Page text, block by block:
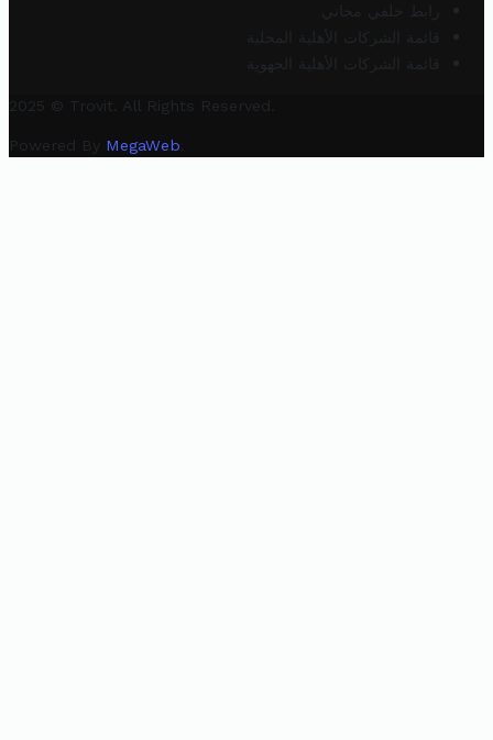
رابط خلفي مجاني
قائمة الشركات الأهلية المحلية
قائمة الشركات الأهلية الجهوية
2025 © Trovit. All Rights Reserved.
Powered By MegaWeb